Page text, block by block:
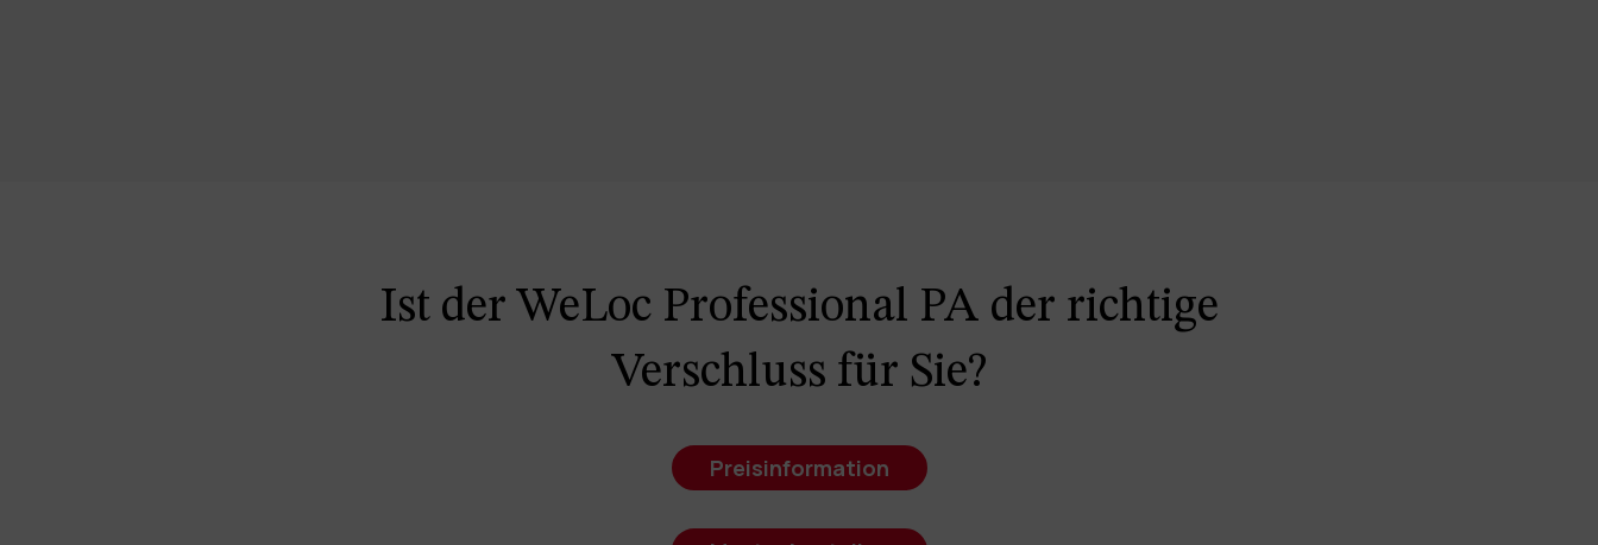
Ist der WeLoc Professional PA der richtige
Verschluss für Sie?
Preisinformation